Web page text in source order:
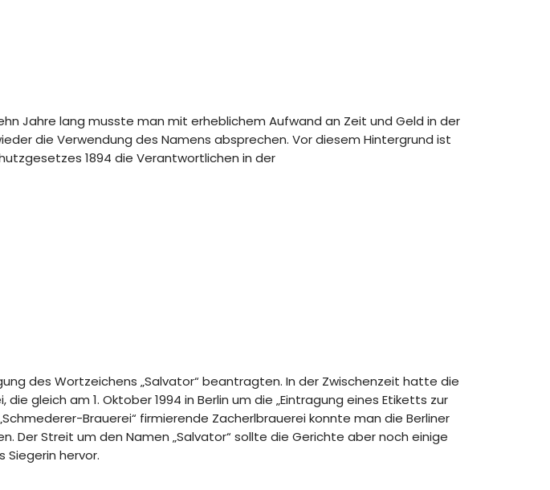
Jahre lang musste man mit erheblichem Aufwand an Zeit und Geld in der
die Verwendung des Namens absprechen. Vor diesem Hintergrund ist
1894 die Verantwortlichen in der
des Wortzeichens „Salvator“ beantragten. In der Zwischenzeit hatte die
gleich am 1. Oktober 1994 in Berlin um die „Eintragung eines Etiketts zur
Brauerei“ firmierende Zacherlbrauerei konnte man die Berliner
Der Streit um den Namen „Salvator“ sollte die Gerichte aber noch einige
hervor.